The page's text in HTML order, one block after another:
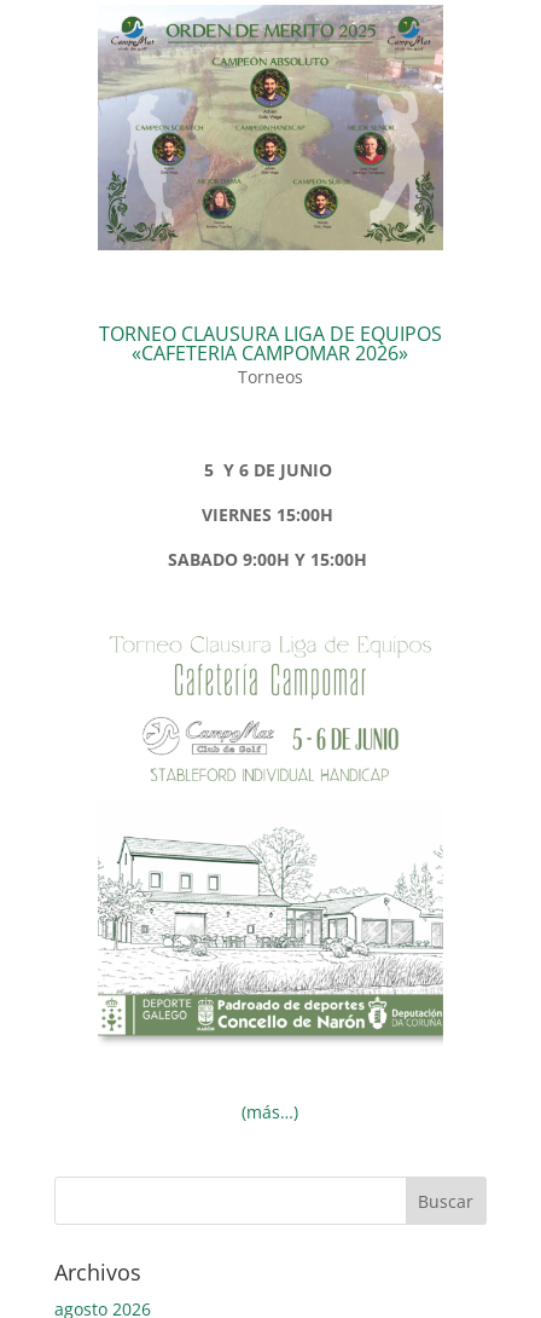
TORNEO CLAUSURA LIGA DE EQUIPOS
«CAFETERIA CAMPOMAR 2026»
Torneos
5 Y 6 DE JUNIO
VIERNES 15:00H
SABADO 9:00H Y 15:00H
(más…)
Archivos
agosto 2026